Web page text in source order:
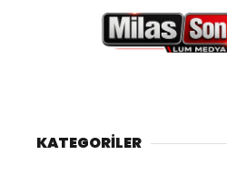
KATEGORİLER